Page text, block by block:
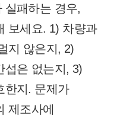
실패하는 경우,
보세요. 1) 차량과
지 않은지, 2)
섭은 없는지, 3)
한지. 문제가
제조사에